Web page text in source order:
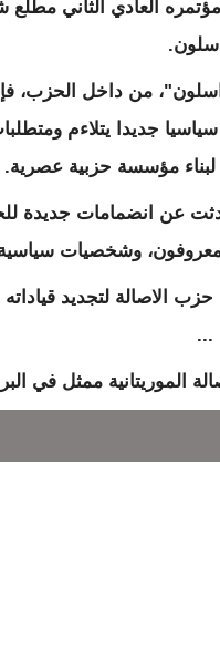
مؤتمره العادي
من داخل الحزب،
جديدا يتلاءم
مؤسسة حزبية عصرية.
عن انضمامات جديدة
معروفون، وشخصيات
الاصالة لتجديد
...
الموريتانية ممثل في